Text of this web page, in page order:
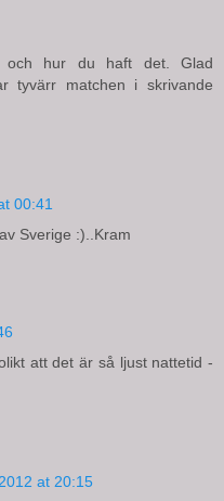
och hur du haft det. Glad
tyvärr matchen i skrivande
00:41
Sverige :)..Kram
att det är så ljust nattetid -
at 20:15